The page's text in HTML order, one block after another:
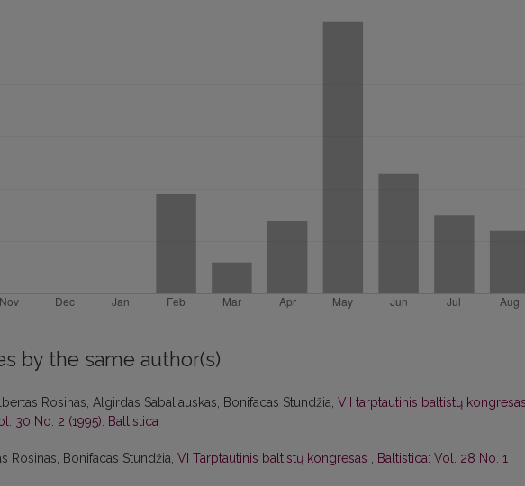
by the same author(s)
Rosinas, Algirdas Sabaliauskas, Bonifacas Stundžia, VII tarptautinis baltistų
30 No. 2 (1995): Baltistica
Rosinas, Bonifacas Stundžia, VI Tarptautinis baltistų kongresas , Baltistica: Vol. 28 No. 1